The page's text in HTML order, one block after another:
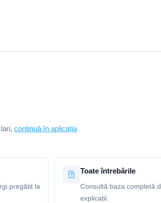
continuă în aplicația
pregătit la
Toate întrebările
Consultă baza completă
explicații.